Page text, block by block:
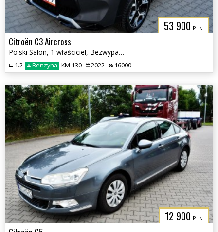
53 900 PLN
Citroën C3 Aircross
Polski Salon, 1 właściciel, Bezwypadkowy
1.2 Benzyna KM 130 2022 16000
12 900 PLN